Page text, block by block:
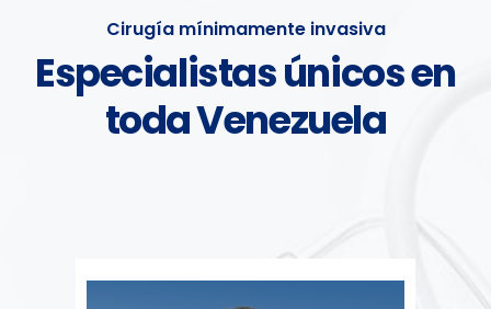
Cirugía mínimamente invasiva
Especialistas únicos en
todaVenezuela